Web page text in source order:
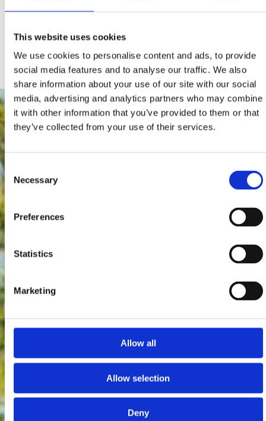
This website uses cookies
We use cookies to personalise content and ads, to provide
social media features and to analyse our traffic. We also
share information about your use of our site with our social
media, advertising and analytics partners who may combine
it with other information that you’ve provided to them or that
they’ve collected from your use of their services.
Consent
Selection
Necessary
Preferences
Statistics
Marketing
Allow all
Allow selection
Deny